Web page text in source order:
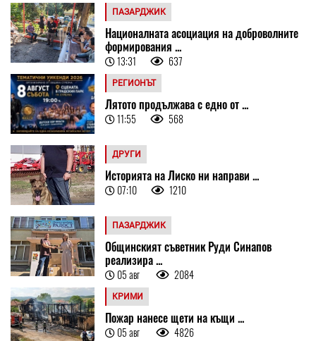
ПАЗАРДЖИК
Националната асоциация на доброволните
формирования ...
13:31 637
РЕГИОНЪТ
Лятото продължава с едно от ...
11:55 568
ДРУГИ
Историята на Лиско ни направи ...
07:10 1210
ПАЗАРДЖИК
Общинският съветник Руди Синапов
реализира ...
05 авг 2084
КРИМИ
Пожар нанесе щети на къщи ...
05 авг 4826